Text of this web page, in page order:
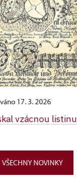
17. 3. 2026
vzácnou listinu
VŠECHNY NOVINKY